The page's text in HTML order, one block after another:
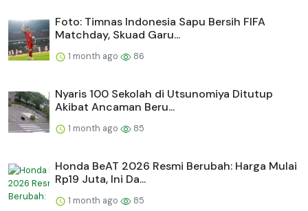
Foto: Timnas Indonesia Sapu Bersih FIFA
Matchday, Skuad Garu...
1 month ago 86
Nyaris 100 Sekolah di Utsunomiya Ditutup
Akibat Ancaman Beru...
1 month ago 85
Honda BeAT 2026 Resmi Berubah: Harga Mulai
Rp19 Juta, Ini Da...
1 month ago 85